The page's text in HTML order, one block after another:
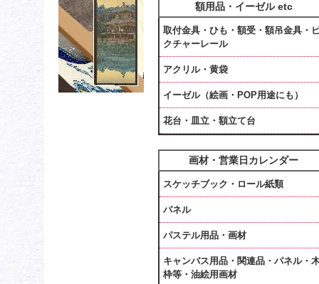
額用品・イーゼル etc
取付金具・ひも・額受・額吊金具・
クチャーレール
アクリル・黄袋
イーゼル（絵画・POP用途にも）
花台・皿立・額立て台
画材・営業日カレンダー
スケッチブック・ロール紙類
パネル
パステル用品・画材
キャンバス用品・関連品・パネル・
枠等・油絵用画材